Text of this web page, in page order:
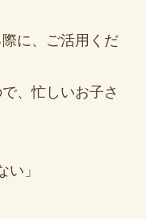
に、ご活用くだ
、忙しいお子さ
い」